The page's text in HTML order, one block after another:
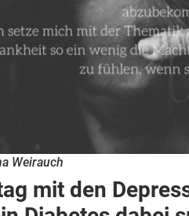
Weirauch
mit den